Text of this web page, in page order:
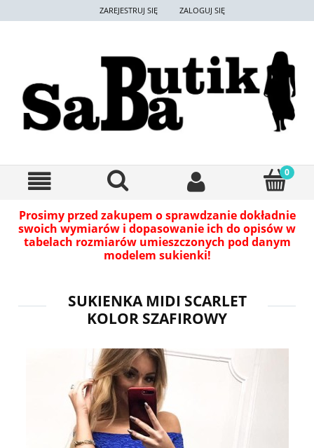
ZAREJESTRUJ SIĘ ZALOGUJ SIĘ
Prosimy przed zakupem o sprawdzanie dokładnie
swoich wymiarów i dopasowanie ich do opisów w
tabelach rozmiarów umieszczonych pod danym
modelem sukienki!
SUKIENKA MIDI SCARLET
KOLOR SZAFIROWY